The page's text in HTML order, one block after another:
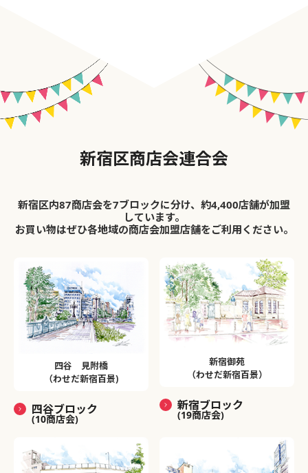
新宿区商店会連合会
新宿区内87商店会を7ブロックに分け、約4,400店舗が加盟
しています。
お買い物はぜひ各地域の商店会加盟店舗をご利用ください。
四谷 見附橋
（わせだ新宿百景)
四谷ブロック
(10商店会)
新宿御苑
（わせだ新宿百景）
新宿ブロック
(19商店会)